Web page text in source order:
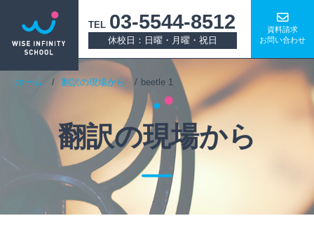
TEL 03-5544-8512
休校日：日曜・月曜・祝日
資料請求
お問い合わせ
ホーム 翻訳の現場から beetle 1
翻訳の現場から